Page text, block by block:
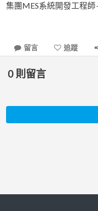
集團MES系統開發工程
留言 追蹤
0 則留言